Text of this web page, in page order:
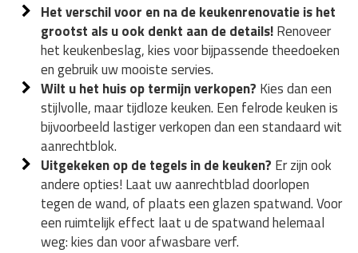
Het verschil voor en na de keukenrenovatie is het
grootst als u ook denkt aan de details!Renoveer
het keukenbeslag, kies voor bijpassende theedoeken
en gebruik uw mooiste servies.
Wilt u het huis op termijn verkopen? Kies dan een
stijlvolle, maar tijdloze keuken. Een felrode keuken is
bijvoorbeeld lastiger verkopen dan een standaard wit
aanrechtblok.
Uitgekeken op de tegels in de keuken? Er zijn ook
andere opties! Laat uw aanrechtblad doorlopen
tegen de wand, of plaats een glazen spatwand. Voor
een ruimtelijk effect laat u de spatwand helemaal
weg: kies dan voor afwasbare verf.